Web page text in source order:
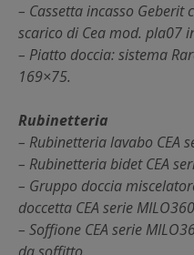
– Cassetta incasso
scarico di Cea mod. pla07
– Piatto doccia: sistema
169×75.
Rubinetteria
– Rubinetteria lavabo CEA
– Rubinetteria bidet CEA
– Gruppo doccia
doccetta CEA serie
– Soffione CEA serie